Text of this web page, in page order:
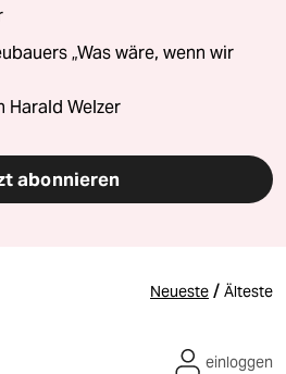
„Was wäre, wenn wir
Harald Welzer
abonnieren
Neueste / Älteste
einloggen